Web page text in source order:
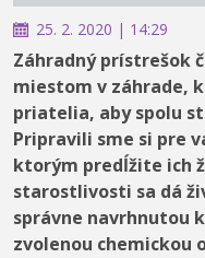
25. 2. 2020 | 14:29
Záhradný prístrešok
miestom v záhrade,
priatelia, aby spolu
Pripravili sme si pre
ktorým predĺžite ich
starostlivosti sa dá
správne navrhnutou
zvolenou chemickou